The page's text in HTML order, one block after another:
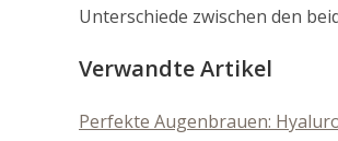
Unterschiede zwischen den
Verwandte Artikel
Perfekte Augenbrauen: